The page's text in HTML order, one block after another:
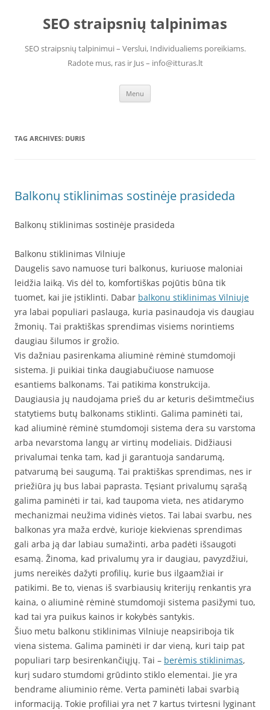
contentSEO straipsnių talpinimas
SEO straipsnių talpinimui – Verslui, Individualiems poreikiams.
Radote mus, ras ir Jus – info@itturas.lt
Menu
TAG ARCHIVES: DURIS
Balkonų stiklinimas sostinėje prasideda
Balkonų stiklinimas sostinėje prasideda
Balkonu stiklinimas Vilniuje
Daugelis savo namuose turi balkonus, kuriuose maloniai
leidžia laiką. Vis dėl to, komfortiškas pojūtis būna tik
tuomet, kai jie įstiklinti. Dabar balkonu stiklinimas Vilniuje
yra labai populiari paslauga, kuria pasinaudoja vis daugiau
žmonių. Tai praktiškas sprendimas visiems norintiems
daugiau šilumos ir grožio.
Vis dažniau pasirenkama aliuminė rėminė stumdomoji
sistema. Ji puikiai tinka daugiabučiuose namuose
esantiems balkonams. Tai patikima konstrukcija.
Daugiausia jų naudojama prieš du ar keturis dešimtmečius
statytiems butų balkonams stiklinti. Galima paminėti tai,
kad aliuminė rėminė stumdomoji sistema dera su varstoma
arba nevarstoma langų ar virtinų modeliais. Didžiausi
privalumai tenka tam, kad ji garantuoja sandarumą,
patvarumą bei saugumą. Tai praktiškas sprendimas, nes ir
priežiūra jų bus labai paprasta. Tęsiant privalumų sąrašą
galima paminėti ir tai, kad taupoma vieta, nes atidarymo
mechanizmai neužima vidinės vietos. Tai labai svarbu, nes
balkonas yra maža erdvė, kurioje kiekvienas sprendimas
gali arba ją dar labiau sumažinti, arba padėti išsaugoti
esamą. Žinoma, kad privalumų yra ir daugiau, pavyzdžiui,
jums nereikės dažyti profilių, kurie bus ilgaamžiai ir
patikimi. Be to, vienas iš svarbiausių kriterijų renkantis yra
kaina, o aliuminė rėminė stumdomoji sistema pasižymi tuo,
kad tai yra puikus kainos ir kokybės santykis.
Šiuo metu balkonu stiklinimas Vilniuje neapsiriboja tik
viena sistema. Galima paminėti ir dar vieną, kuri taip pat
populiari tarp besirenkančiųjų. Tai – berėmis stiklinimas,
kurį sudaro stumdomi grūdinto stiklo elementai. Jie yra
bendrame aliuminio rėme. Verta paminėti labai svarbią
informaciją. Tokie profiliai yra net 7 kartus tvirtesni lyginant